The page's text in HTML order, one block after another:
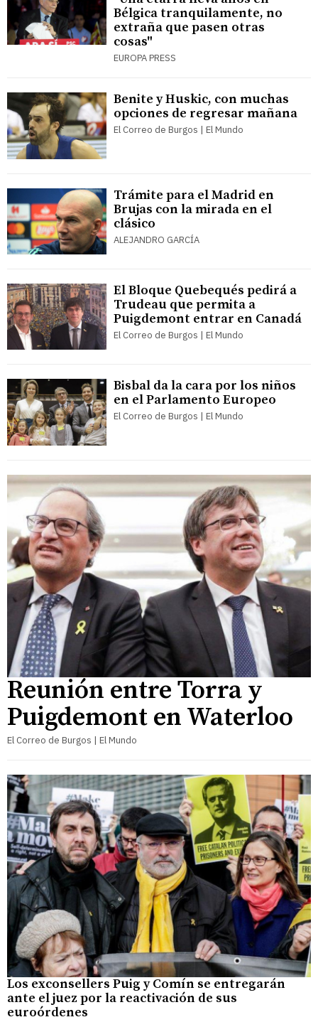
Bélgica tranquilamente, no
extraña que pasen otras
cosas"
EUROPA PRESS
Benite y Huskic, con muchas
opciones de regresar mañana
El Correo de Burgos | El Mundo
Trámite para el Madrid en
Brujas con la mirada en el
clásico
ALEJANDRO GARCÍA
El Bloque Quebequés pedirá a
Trudeau que permita a
Puigdemont entrar en Canadá
El Correo de Burgos | El Mundo
Bisbal da la cara por los niños
en el Parlamento Europeo
El Correo de Burgos | El Mundo
Reunión entre Torra y
Puigdemont en Waterloo
El Correo de Burgos | El Mundo
Los exconsellers Puig y Comín se entregarán
ante el juez por la reactivación de sus
euroórdenes